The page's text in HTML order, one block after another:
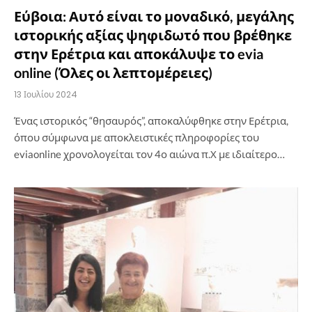
Εύβοια: Αυτό είναι το μοναδικό, μεγάλης
ιστορικής αξίας ψηφιδωτό που βρέθηκε
στην Ερέτρια και αποκάλυψε το evia
online (Όλες οι λεπτομέρειες)
13 Ιουλίου 2024
Ένας ιστορικός “θησαυρός”, αποκαλύφθηκε στην Ερέτρια,
όπου σύμφωνα με αποκλειστικές πληροφορίες του
eviaonline χρονολογείται τον 4ο αιώνα π.Χ με ιδιαίτερο…